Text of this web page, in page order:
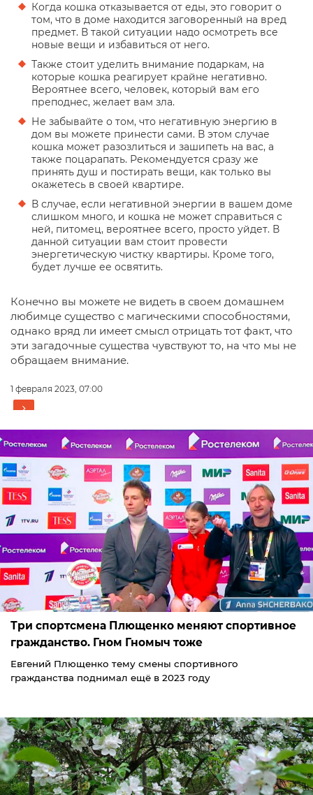
Когда кошка отказывается от еды, это говорит о
том, что в доме находится заговоренный на вред
предмет. В такой ситуации надо осмотреть все
новые вещи и избавиться от него.
Также стоит уделить внимание подаркам, на
которые кошка реагирует крайне негативно.
Вероятнее всего, человек, который вам его
преподнес, желает вам зла.
Не забывайте о том, что негативную энергию в
дом вы можете принести сами. В этом случае
кошка может разозлиться и зашипеть на вас, а
также поцарапать. Рекомендуется сразу же
принять душ и постирать вещи, как только вы
окажетесь в своей квартире.
В случае, если негативной энергии в вашем доме
слишком много, и кошка не может справиться с
ней, питомец, вероятнее всего, просто уйдет. В
данной ситуации вам стоит провести
энергетическую чистку квартиры. Кроме того,
будет лучше ее освятить.
Конечно вы можете не видеть в своем домашнем
любимце существо с магическими способностями,
однако вряд ли имеет смысл отрицать тот факт, что
эти загадочные существа чувствуют то, на что мы не
обращаем внимание.
1 февраля 2023, 07:00
Три спортсмена Плющенко меняют спортивное
гражданство. Гном Гномыч тоже
Евгений Плющенко тему смены спортивного
гражданства поднимал ещё в 2023 году